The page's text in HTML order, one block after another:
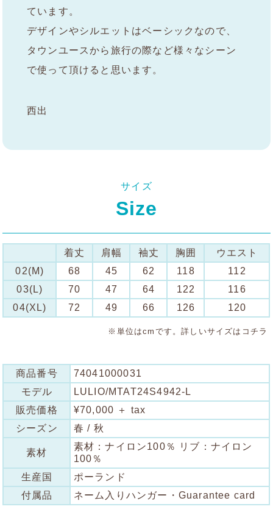
ています。
デザインやシルエットはベーシックなので、
タウンユースから旅行の際など様々なシーン
で使って頂けると思います。
西出
サイズ
Size
着丈 肩幅 袖丈 胸囲
ウエスト
02(M)
68 45 62 118
112
03(L)
70 47 64 122
116
04(XL)
72 49 66 126 120
※単位はcmです。詳しいサイズは コチラ
商品番号
74041000031
モデル
LULIO/MTAT24S4942-L
販売価格
¥70,000 ＋ tax
シーズン
春 / 秋
素材
素材：ナイロン100％ リブ：ナイロン
100％
生産国
ポーランド
付属品
ネーム入りハンガー・Guarantee card